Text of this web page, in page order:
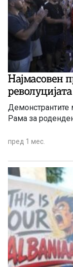
Најмасовен
Демонстрантите
Рама за
пред 1 мес.